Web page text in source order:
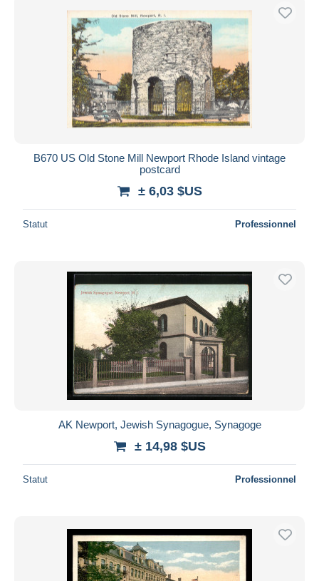
B670 US Old Stone Mill Newport Rhode Island vintage
postcard
± 6,03 $US
Statut Professionnel
AK Newport, Jewish Synagogue, Synagoge
± 14,98 $US
Statut Professionnel